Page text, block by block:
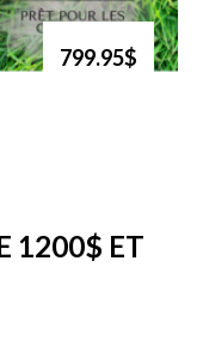
799.95$
1200$ ET